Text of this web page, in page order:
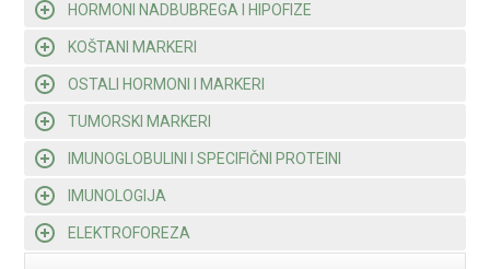
HORMONI NADBUBREGA I HIPOFIZE
KOŠTANI MARKERI
OSTALI HORMONI I MARKERI
TUMORSKI MARKERI
IMUNOGLOBULINI I SPECIFIČNI PROTEINI
IMUNOLOGIJA
ELEKTROFOREZA